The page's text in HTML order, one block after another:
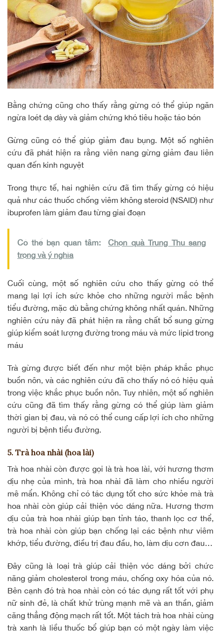
Bằng chứng cũng cho thấy rằng gừng có thể giúp ngăn
ngừa loét dạ dày và giảm chứng khó tiêu hoặc táo bón
Gừng cũng có thể giúp giảm đau bụng. Một số nghiên
cứu đã phát hiện ra rằng viên nang gừng giảm đau liên
quan đến kinh nguyệt
Trong thực tế, hai nghiên cứu đã tìm thấy gừng có hiệu
quả như các thuốc chống viêm không steroid (NSAID) như
ibuprofen làm giảm đau từng giai đoạn
Có thể bạn quan tâm:
Chọn quà Trung Thu sang
trọng và ý nghĩa
Cuối cùng, một số nghiên cứu cho thấy gừng có thể
mang lại lợi ích sức khỏe cho những người mắc bệnh
tiểu đường, mặc dù bằng chứng không nhất quán. Những
nghiên cứu này đã phát hiện ra rằng chất bổ sung gừng
giúp kiểm soát lượng đường trong máu và mức lipid trong
máu
Trà gừng được biết đến như một biện pháp khắc phục
buồn nôn, và các nghiên cứu đã cho thấy nó có hiệu quả
trong việc khắc phục buồn nôn. Tuy nhiên, một số nghiên
cứu cũng đã tìm thấy rằng gừng có thể giúp làm giảm
thời gian bị đau, và nó có thể cung cấp lợi ích cho những
người bị bệnh tiểu đường.
5. Trà hoa nhài (hoa lài)
Trà hoa nhài còn được gọi là trà hoa lài, với hương thơm
dịu nhẹ của mình, trà hoa nhài đã làm cho nhiều người
mê mẩn. Không chỉ có tác dụng tốt cho sức khỏe mà trà
hoa nhài còn giúp cải thiện vóc dáng nữa. Hương thơm
dịu của trà hoa nhài giúp bạn tỉnh táo, thanh lọc cơ thể,
trà hoa nhài còn giúp bạn chống lại các bệnh như viêm
khớp, tiểu đường, điều trị đau đầu, ho, làm dịu cơn đau…
Đây cũng là loại trà giúp cải thiện vóc dáng bởi chức
năng giảm cholesterol trong máu, chống oxy hóa của nó.
Bên cạnh đó trà hoa nhài còn có tác dụng rất tốt với phụ
nữ sinh đẻ, là chất khử trùng mạnh mẽ và an thần, giảm
căng thẳng động mạch rất tốt. Một tách trà hoa nhài cùng
trà xanh là liều thuốc bổ giúp bạn có một ngày làm việc